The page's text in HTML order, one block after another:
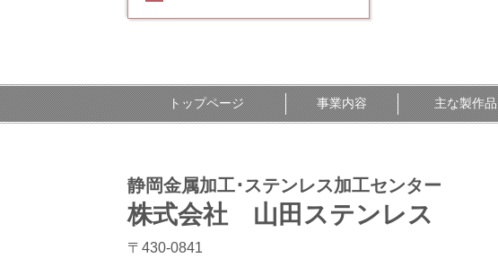
トップページ 事業内容 主な製作品
静岡金属加工･ステンレス加工センター
株式会社 山田ステンレス
〒430-0841